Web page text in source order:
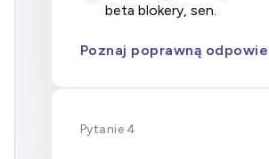
beta blokery, sen.
Poznaj poprawną
Pytanie 4